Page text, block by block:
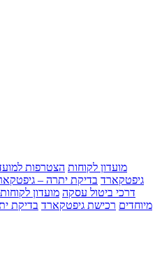
מועדון לקוחות הצטרפות
גיפטקארד בדיקת יתרה –
דרכי ביטול עסקה מועדון לקוחות
מיוחדים רכישת גיפטקארד בדיקת